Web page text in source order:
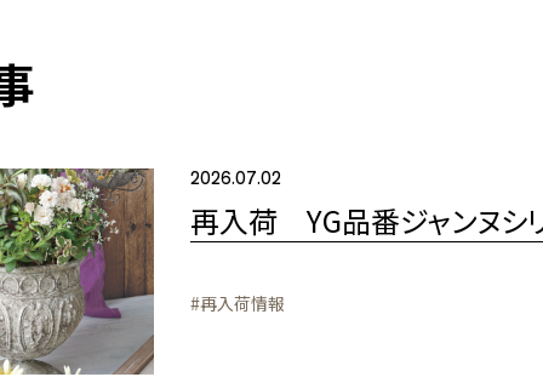
2026.07.02
再入荷 YG品番ジャンヌシ
#再入荷情報